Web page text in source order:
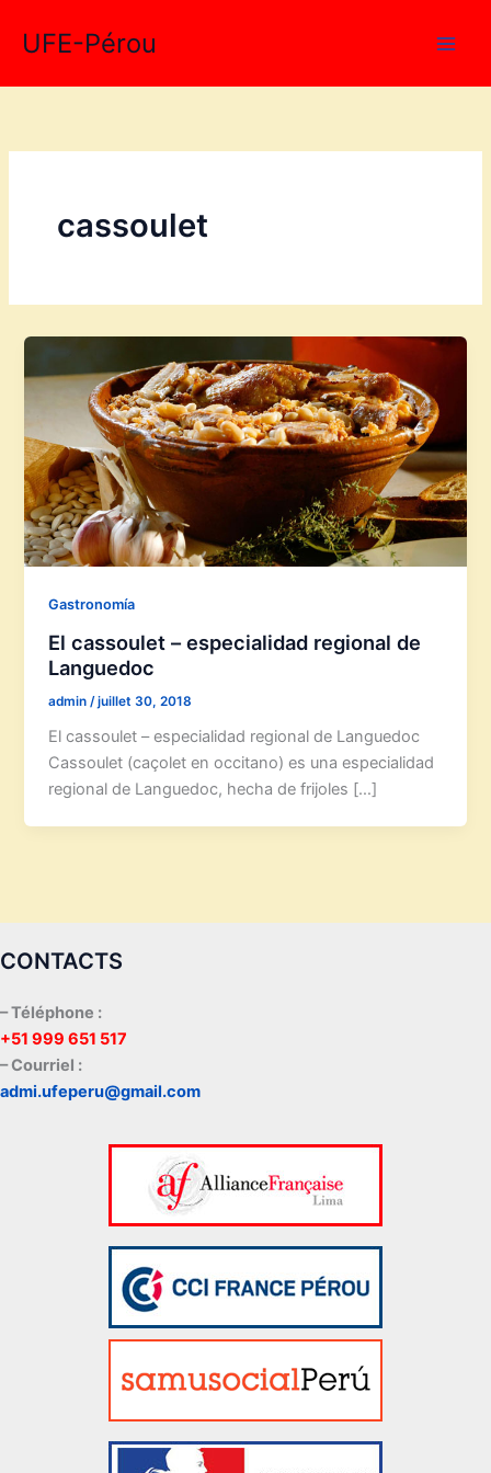
UFE-Pérou
cassoulet
Gastronomía
El cassoulet – especialidad regional de
Languedoc
admin /juillet 30, 2018
El cassoulet – especialidad regional de Languedoc
Cassoulet (caçolet en occitano) es una especialidad
regional de Languedoc, hecha de frijoles […]
CONTACTS
– Téléphone :
+51 999 651 517
– Courriel :
admi.ufeperu@gmail.com